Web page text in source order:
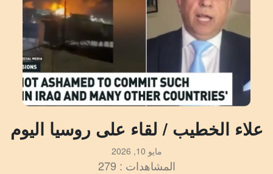
علاء الخطيب / لقاء على روسيا اليوم
مايو 10, 2026
المشاهدات : 279